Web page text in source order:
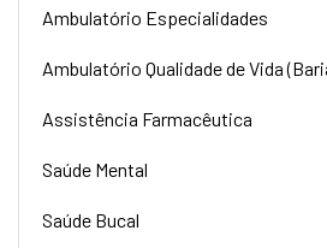
Ambulatório Especialidades
Ambulatório Qualidade de Vida
Assistência Farmacêutica
Saúde Mental
Saúde Bucal